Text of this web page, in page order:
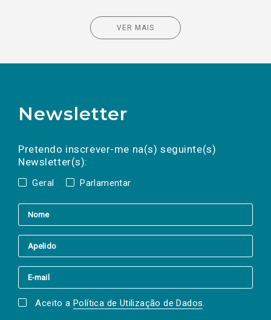
VER MAIS
Newsletter
Pretendo inscrever-me na(s) seguinte(s)
Newsletter(s):
Geral Parlamentar
a(s) newsletter(s).
mail
Aceito a Política de Utilização de Dados.